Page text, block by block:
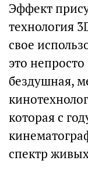
Эффект
технология
свое
это
бездушная,
которая с
спектр